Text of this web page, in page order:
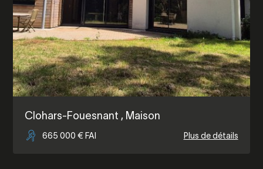
Clohars-Fouesnant , Maison
665 000 € FAI Plus de détails